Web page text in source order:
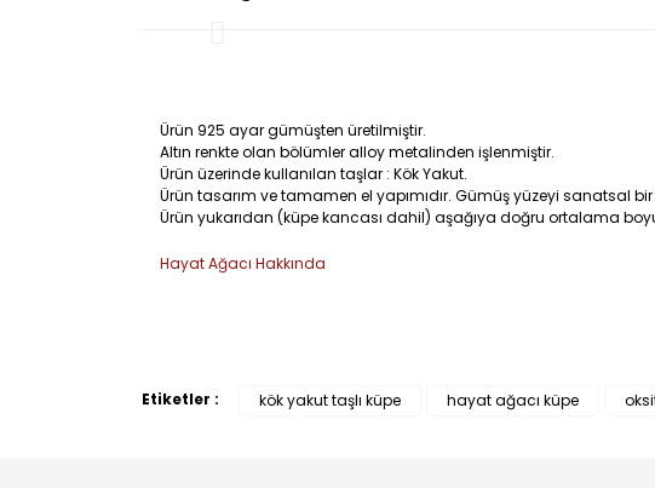
Ürün 925 ayar gümüşten üretilmiştir.
Altın renkte olan bölümler alloy metalinden işlenmiştir.
Ürün üzerinde kullanılan taşlar : Kök Yakut.
Ürün tasarım ve tamamen el yapımıdır. Gümüş yüzeyi sanatsal
Ürün yukarıdan (küpe kancası dahil) aşağıya doğru ortalama
Hayat Ağacı Hakkında
Etiketler : kök yakut taşlı küpe hayat ağacı küpe